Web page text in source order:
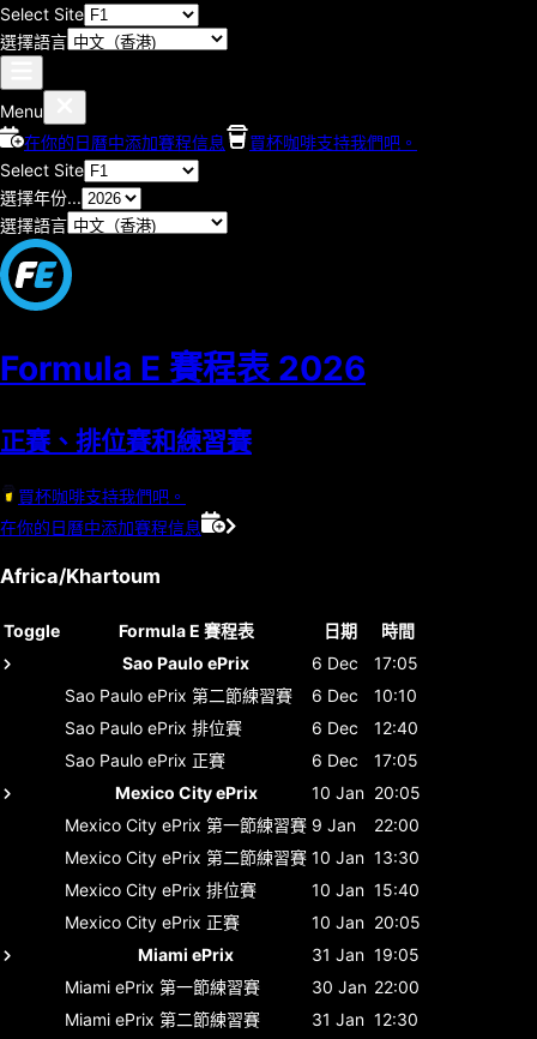
Select Site
選擇語言
Menu
在你的日曆中添加賽程信息
買杯咖啡支持我們吧。
Select Site
選擇年份...
選擇語言
Formula E 賽程表 2026
正賽、排位賽和練習賽
買杯咖啡支持我們吧。
在你的日曆中添加賽程信息
Africa/Khartoum
Toggle Formula E 賽程表 日期
時間
Sao Paulo ePrix
6 Dec
17:05
Sao Paulo ePrix 第二節練習賽 6 Dec
10:10
Sao Paulo ePrix 排位賽 6 Dec
12:40
Sao Paulo ePrix 正賽 6 Dec
17:05
Mexico City ePrix
10 Jan 20:05
Mexico City ePrix 第一節練習賽 9 Jan
22:00
Mexico City ePrix 第二節練習賽 10 Jan 13:30
Mexico City ePrix 排位賽 10 Jan 15:40
Mexico City ePrix 正賽 10 Jan 20:05
Miami ePrix
31 Jan 19:05
Miami ePrix 第一節練習賽 30 Jan 22:00
Miami ePrix 第二節練習賽 31 Jan 12:30